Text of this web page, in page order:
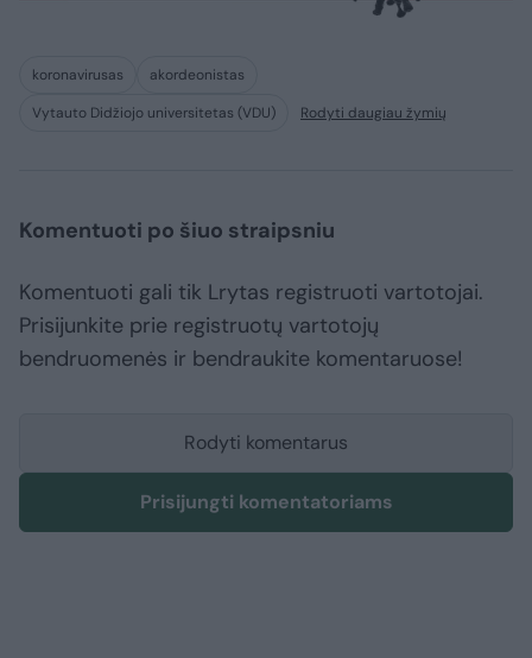
koronavirusas
akordeonistas
Vytauto Didžiojo universitetas (VDU)
Rodyti daugiau žymių
Komentuoti po šiuo straipsniu
Komentuoti gali tik Lrytas registruoti vartotojai.
Prisijunkite prie registruotų vartotojų
bendruomenės ir bendraukite komentaruose!
Rodyti komentarus
Prisijungti komentatoriams